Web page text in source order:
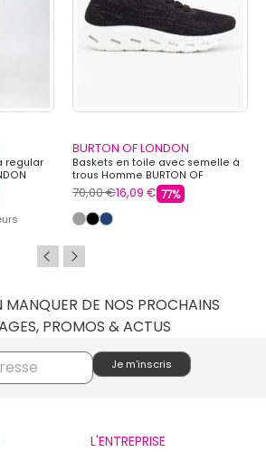
regular
BURTON OF LONDON
Baskets en toile avec semelle à
trous Homme BURTON OF
LONDON
70,00 €16,09 € 77%
MANQUER DE NOS PROCHAINS
PROMOS & ACTUS
L'ENTREPRISE